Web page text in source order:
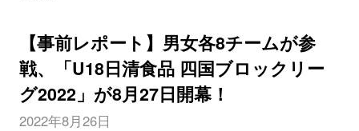
【事前レポート】男女各8チームが参
戦、「U18日清食品 四国ブロックリー
グ2022」が8月27日開幕！
2022年8月26日